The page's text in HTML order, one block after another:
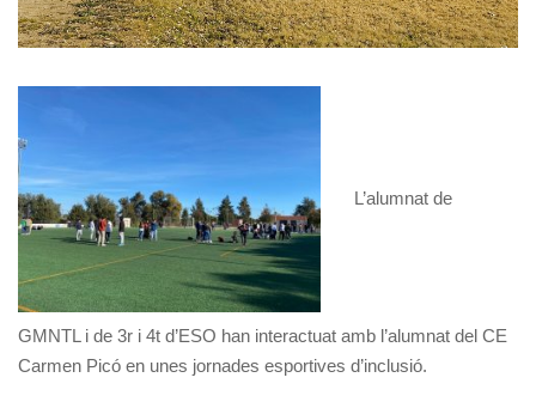
L’alumnat de
GMNTL i de 3r i 4t d’ESO han interactuat amb l’alumnat del CE
Carmen Picó en unes jornades esportives d’inclusió.